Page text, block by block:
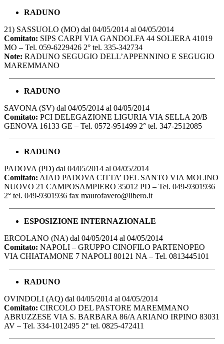
RADUNO
21) SASSUOLO (MO) dal 04/05/2014 al 04/05/2014
Comitato: SIPS CARPI VIA GANDOLFA 44 SOLIERA 41019
MO – Tel. 059-6229426 2° tel. 335-342734
Note: RADUNO SEGUGIO DELL’APPENNINO E SEGUGIO
MAREMMANO
RADUNO
SAVONA (SV) dal 04/05/2014 al 04/05/2014
Comitato: PCI DELEGAZIONE LIGURIA VIA SELLA 20/B
GENOVA 16133 GE – Tel. 0572-951499 2° tel. 347-2512085
RADUNO
PADOVA (PD) dal 04/05/2014 al 04/05/2014
Comitato: AIAD PADOVA CITTA’ DEL SANTO VIA MOLINO
NUOVO 21 CAMPOSAMPIERO 35012 PD – Tel. 049-9301936
2° tel. 049-9301936 fax maurofavero@libero.it
ESPOSIZIONE INTERNAZIONALE
ERCOLANO (NA) dal 04/05/2014 al 04/05/2014
Comitato: NAPOLI – GRUPPO CINOFILO PARTENOPEO
VIA CHIATAMONE 7 NAPOLI 80121 NA – Tel. 0813445101
RADUNO
OVINDOLI (AQ) dal 04/05/2014 al 04/05/2014
Comitato: CIRCOLO DEL PASTORE MAREMMANO
ABRUZZESE VIA S. BARBARA 86/A ARIANO IRPINO 83031
AV – Tel. 334-1012495 2° tel. 0825-472411